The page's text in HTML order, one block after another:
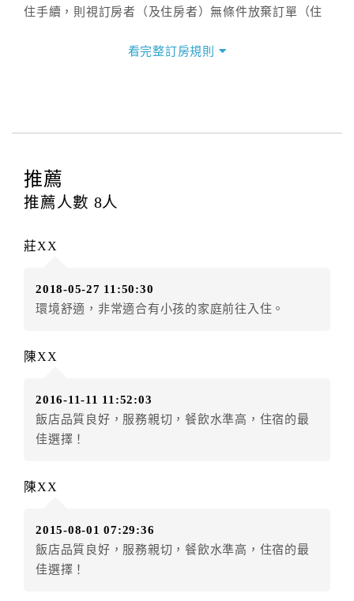
住手續，則視訂房者（及住房者）無條件放棄訂單（住
三、退房手續(Check out)
訂房者應於
提出申辦不得異動訂單。
每筆訂單異動限定
訂單異動後，訂單費用總計大於原訂單費用總計時，訂
訂單異動後，訂單費用總計小於原訂單費用總計時，訂
房者不得要求退其差額。（限原訂飯店）
．訂房者因故辦理訂單異動，本飯店可接受
（提出申辦日為保留起算日）
．訂房者使用「保留住宿金額」時，請注意！為避免飯
店客滿，敬請及早計畫，如逾時未提出申辦，視同無條
．每筆訂單異動限定乙次，限原訂飯店，異動完成後不
訂房者應補足差額。 限原訂飯店
．訂單異動後，訂單費用總計小於原訂單費用總計時，
看完整訂房規則
推薦
推薦人數 8人
莊XX
2018-05-27 11:50:30
環境舒適，非常適合有小孩的家庭前往入住。
陳XX
2016-11-11 11:52:03
飯店品質良好，服務親切，餐飲水準高，住宿的最
佳選擇！
陳XX
2015-08-01 07:29:36
飯店品質良好，服務親切，餐飲水準高，住宿的最
佳選擇！